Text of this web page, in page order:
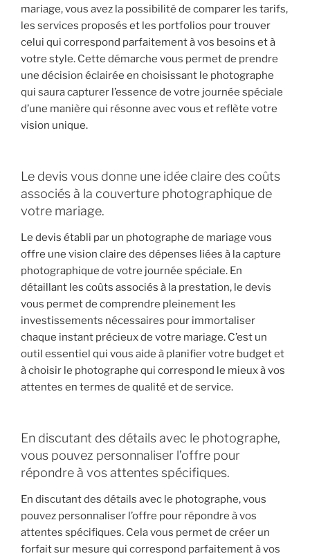
mariage, vous avez la possibilité de comparer les tarifs,
les services proposés et les portfolios pour trouver
celui qui correspond parfaitement à vos besoins et à
votre style. Cette démarche vous permet de prendre
une décision éclairée en choisissant le photographe
qui saura capturer l’essence de votre journée spéciale
d’une manière qui résonne avec vous et reflète votre
vision unique.
Le devis vous donne une idée claire des coûts
associés à la couverture photographique de
votre mariage.
Le devis établi par un photographe de mariage vous
offre une vision claire des dépenses liées à la capture
photographique de votre journée spéciale. En
détaillant les coûts associés à la prestation, le devis
vous permet de comprendre pleinement les
investissements nécessaires pour immortaliser
chaque instant précieux de votre mariage. C’est un
outil essentiel qui vous aide à planifier votre budget et
à choisir le photographe qui correspond le mieux à vos
attentes en termes de qualité et de service.
En discutant des détails avec le photographe,
vous pouvez personnaliser l’offre pour
répondre à vos attentes spécifiques.
En discutant des détails avec le photographe, vous
pouvez personnaliser l’offre pour répondre à vos
attentes spécifiques. Cela vous permet de créer un
forfait sur mesure qui correspond parfaitement à vos